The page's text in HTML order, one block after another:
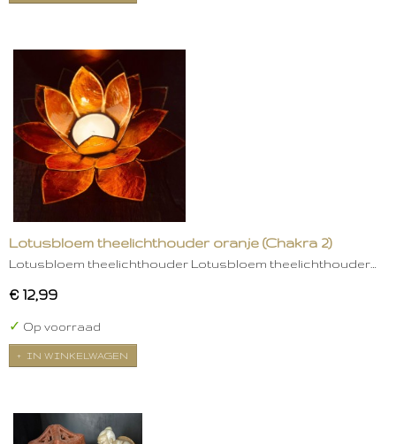
Lotusbloem theelichthouder oranje (Chakra 2)
Lotusbloem theelichthouder Lotusbloem theelichthouder…
€ 12,99
✓ Op voorraad
IN WINKELWAGEN